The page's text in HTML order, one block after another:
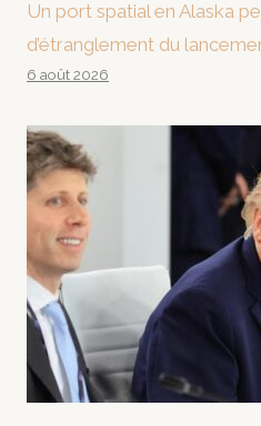
Un port spatial en Alaska
d’étranglement du
6 août 2026